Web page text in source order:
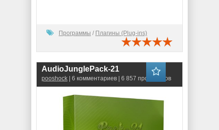
Программы / Плагины (Plug-ins)
AudioJunglePack-21
pooshock | 6 комментариев | 6 857 просмотров